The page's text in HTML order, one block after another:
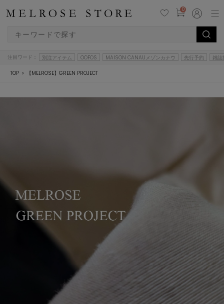
0
注目ワード： 別注アイテム OOFOS MAISON CANAUメゾンカナウ 先行予約 雑誌
TOP 【MELROSE】GREEN PROJECT